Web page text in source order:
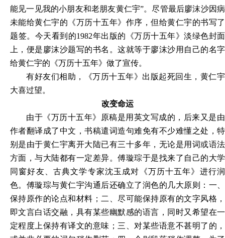
能见一见我的小朋友和老朋友黄仁宇”。尽管最后廖沫沙因病
未能给黄仁宇的《万历十五年》作序，但给黄仁宇的书写了
题签。今天看到的1982年出版的《万历十五年》淡绿色封面
上，便是廖沫沙题写的书名。这就等于廖沫沙用自己的名字
给黄仁宇的《万历十五年》做了宣传。
有好友们相助，《万历十五年》出版起死回生，黄仁宇
大喜过望。
改变命运
由于《万历十五年》原稿是用英文写成的，后来又是由
作者翻译成了中文，书稿遣词造句难免有不少难懂之处，特
别是由于黄仁宇离开大陆已有三十多年，无论是用词或语法
方面，与大陆都有一定差异。傅璇琮于是找来了自己的大学
同窗好友、古典文学专家沈玉成对《万历十五年》进行润
色。傅璇琮与黄仁宇沟通后还确立了润色的几大原则：一、
保持原作的论点和材料；二、尽可能保持原有的文字风格，
即文言白话交融，具有某些幽默感的语言，同时又希望在一
定程度上保持有译文的意味；三、对某些语意不甚明了的，